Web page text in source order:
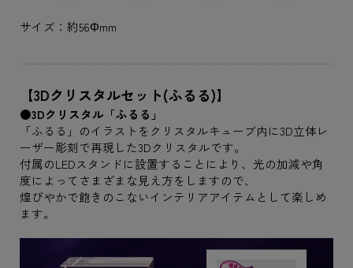
サイズ：約56Φmm
【3Dクリスタルセット(ふるる)】
●3Dクリスタル「ふるる」
「ふるる」のイラストをクリスタルキューブ内に3D立体レ
ーザー彫刻で再現した3Dクリスタルです。
付属のLEDスタンドに設置することにより、光の加減や角
度によってさまざまな見え方をしますので、
煌びやかで飽きのこないインテリアアイテムとして楽しめ
ます。